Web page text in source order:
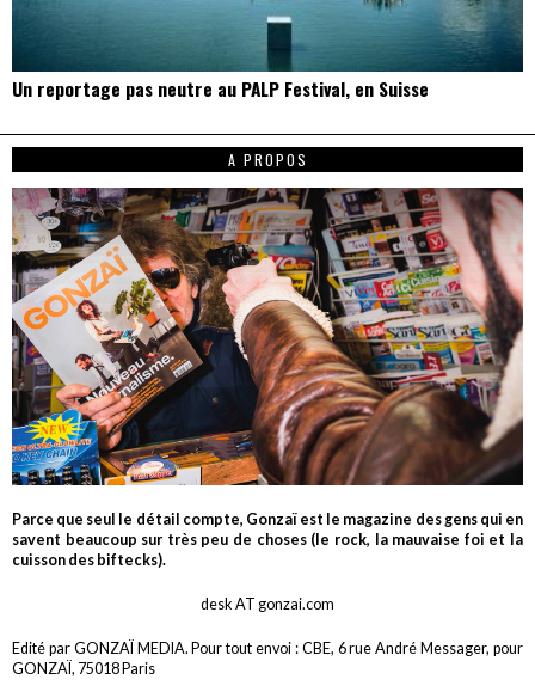
Un reportage pas neutre au PALP Festival, en Suisse
A PROPOS
Parce que seul le détail compte, Gonzaï est le magazine des gens qui en
savent beaucoup sur très peu de choses (le rock, la mauvaise foi et la
cuisson des biftecks).
desk AT gonzai.com
Edité par GONZAÏ MEDIA. Pour tout envoi : CBE, 6 rue André Messager, pour
GONZAÏ, 75018 Paris